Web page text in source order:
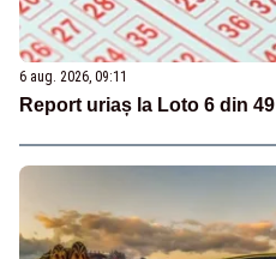
6 aug. 2026, 09:11
Report uriaș la Loto 6 din 49